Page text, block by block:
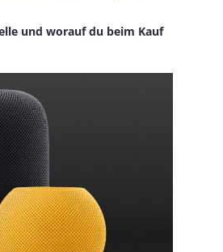
und worauf du beim Kauf